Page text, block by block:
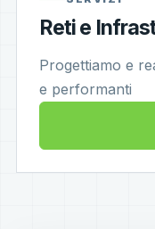
Reti e
Progettiamo e
e performanti